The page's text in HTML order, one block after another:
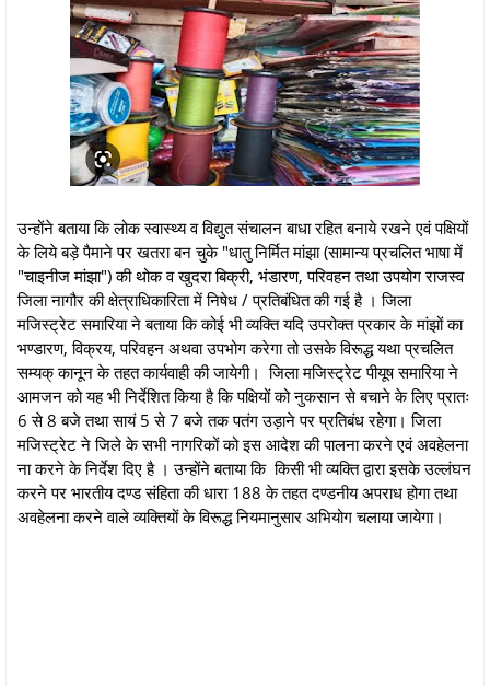
उन्होंने बताया कि लोक स्वास्थ्य व विद्युत संचालन बाधा रहित बनाये रखने एवं पक्षियों
के लिये बड़े पैमाने पर खतरा बन चुके "धातु निर्मित मांझा (सामान्य प्रचलित भाषा में
"चाइनीज मांझा") की थोक व खुदरा बिक्री, भंडारण, परिवहन तथा उपयोग राजस्व
जिला नागौर की क्षेत्राधिकारिता में निषेध / प्रतिबंधित की गई है । जिला
मजिस्ट्रेट समारिया ने बताया कि कोई भी व्यक्ति यदि उपरोक्त प्रकार के मांझों का
भण्डारण, विक्रय, परिवहन अथवा उपभोग करेगा तो उसके विरूद्ध यथा प्रचलित
सम्यक् कानून के तहत कार्यवाही की जायेगी। जिला मजिस्ट्रेट पीयूष समारिया ने
आमजन को यह भी निर्देशित किया है कि पक्षियों को नुकसान से बचाने के लिए प्रातः
6 से 8 बजे तथा सायं 5 से 7 बजे तक पतंग उड़ाने पर प्रतिबंध रहेगा। जिला
मजिस्ट्रेट ने जिले के सभी नागरिकों को इस आदेश की पालना करने एवं अवहेलना
ना करने के निर्देश दिए है । उन्होंने बताया कि किसी भी व्यक्ति द्वारा इसके उल्लंघन
करने पर भारतीय दण्ड संहिता की धारा 188 के तहत दण्डनीय अपराध होगा तथा
अवहेलना करने वाले व्यक्तियों के विरूद्ध नियमानुसार अभियोग चलाया जायेगा।